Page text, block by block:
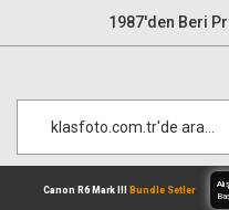
1987'den Beri